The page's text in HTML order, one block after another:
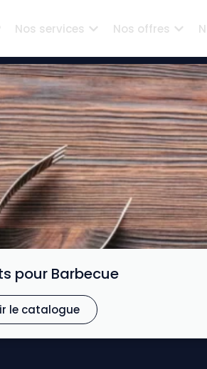
Nos services Nos offres
pour Barbecue
le catalogue